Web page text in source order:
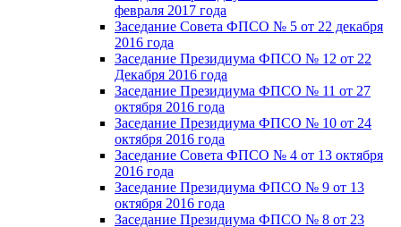
февраля 2017 года
Заседание Совета ФПСО № 5 от 22 декабря
2016 года
Заседание Президиума ФПСО № 12 от 22
Декабря 2016 года
Заседание Президиума ФПСО № 11 от 27
октября 2016 года
Заседание Президиума ФПСО № 10 от 24
октября 2016 года
Заседание Совета ФПСО № 4 от 13 октября
2016 года
Заседание Президиума ФПСО № 9 от 13
октября 2016 года
Заседание Президиума ФПСО № 8 от 23